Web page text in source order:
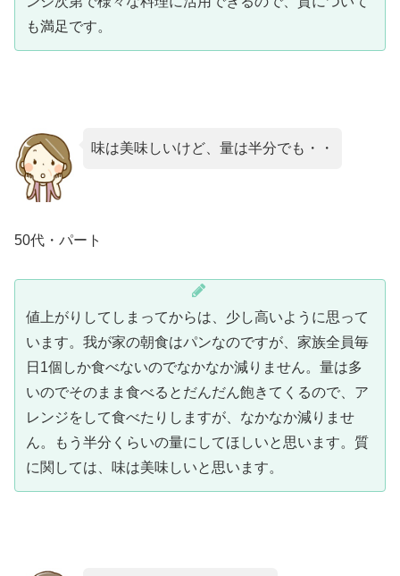
も満足です。
味は美味しいけど、量は半分でも・・
50代・パート
値上がりしてしまってからは、少し高いように思って
います。我が家の朝食はパンなのですが、家族全員毎
日1個しか食べないのでなかなか減りません。量は多
いのでそのまま食べるとだんだん飽きてくるので、ア
レンジをして食べたりしますが、なかなか減りませ
ん。もう半分くらいの量にしてほしいと思います。質
に関しては、味は美味しいと思います。